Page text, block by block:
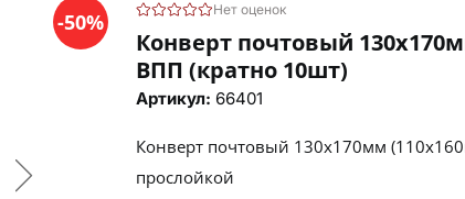
-50% Нет оценок
Конверт почтовый
ВПП (кратно 10шт)
Артикул: 66401
Конверт почтовый 130х170мм
прослойкой